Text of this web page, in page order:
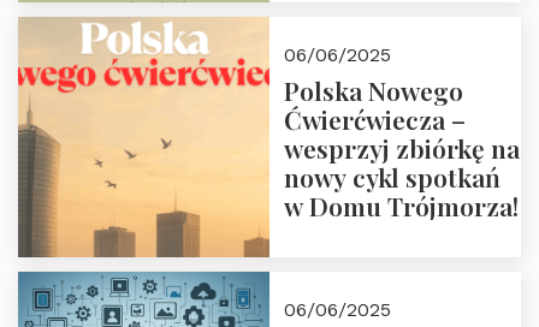
18:00
06/06/2025
Polska Nowego
Ćwierćwiecza –
wesprzyj zbiórkę na
nowy cykl spotkań
w Domu Trójmorza!
06/06/2025